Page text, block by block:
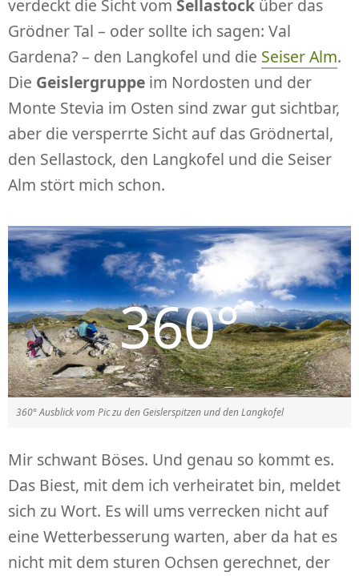
verdeckt die Sicht vom Sellastock über das
Grödner Tal – oder sollte ich sagen: Val
Gardena? – den Langkofel und die Seiser Alm.
Die Geislergruppe im Nordosten und der
Monte Stevia im Osten sind zwar gut sichtbar,
aber die versperrte Sicht auf das Grödnertal,
den Sellastock, den Langkofel und die Seiser
Alm stört mich schon.
360° Ausblick vom Pic zu den Geislerspitzen und den Langkofel
Mir schwant Böses. Und genau so kommt es.
Das Biest, mit dem ich verheiratet bin, meldet
sich zu Wort. Es will ums verrecken nicht auf
eine Wetterbesserung warten, aber da hat es
nicht mit dem sturen Ochsen gerechnet, der